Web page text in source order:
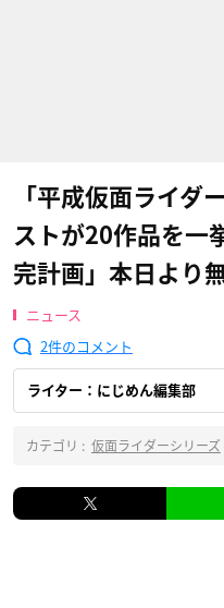
「平成仮面ライダ
ストが20作品を一
完計画」本日より
ニュース
2
ライター：にじめん編集部
カテゴリ : 仮面ライダーシリーズ